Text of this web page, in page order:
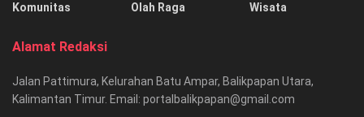
Komunitas
Olah Raga
Wisata
Alamat Redaksi
Jalan Pattimura, Kelurahan Batu Ampar, Balikpapan Utara,
Kalimantan Timur. Email: portalbalikpapan@gmail.com